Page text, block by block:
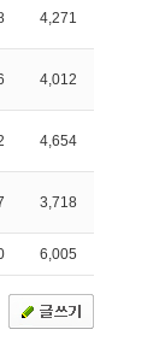
4,271
4,012
4,654
3,718
6,005